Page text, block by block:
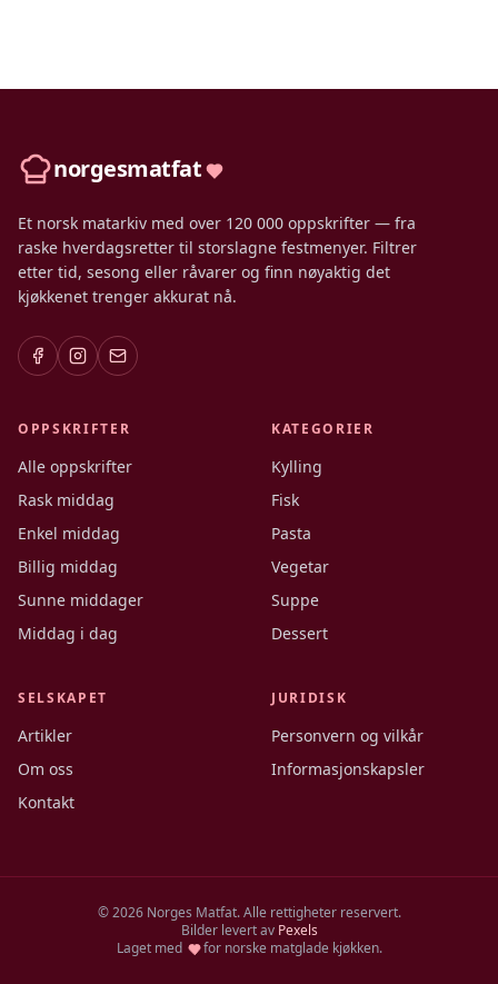
norgesmatfat
Et norsk matarkiv med over 120 000 oppskrifter — fra
raske hverdagsretter til storslagne festmenyer. Filtrer
etter tid, sesong eller råvarer og finn nøyaktig det
kjøkkenet trenger akkurat nå.
OPPSKRIFTER
Alle oppskrifter
Rask middag
Enkel middag
Billig middag
Sunne middager
Middag i dag
KATEGORIER
Kylling
Fisk
Pasta
Vegetar
Suppe
Dessert
SELSKAPET
Artikler
Om oss
Kontakt
JURIDISK
Personvern og vilkår
Informasjonskapsler
©2026Norges Matfat. Alle rettigheter reservert.
Bilder levert av Pexels
Laget med
for norske matglade kjøkken.